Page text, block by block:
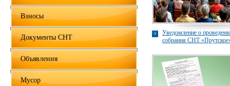
Взносы
Документы СНТ
Объявления
Мусор
Уведомление о
собрания СНТ